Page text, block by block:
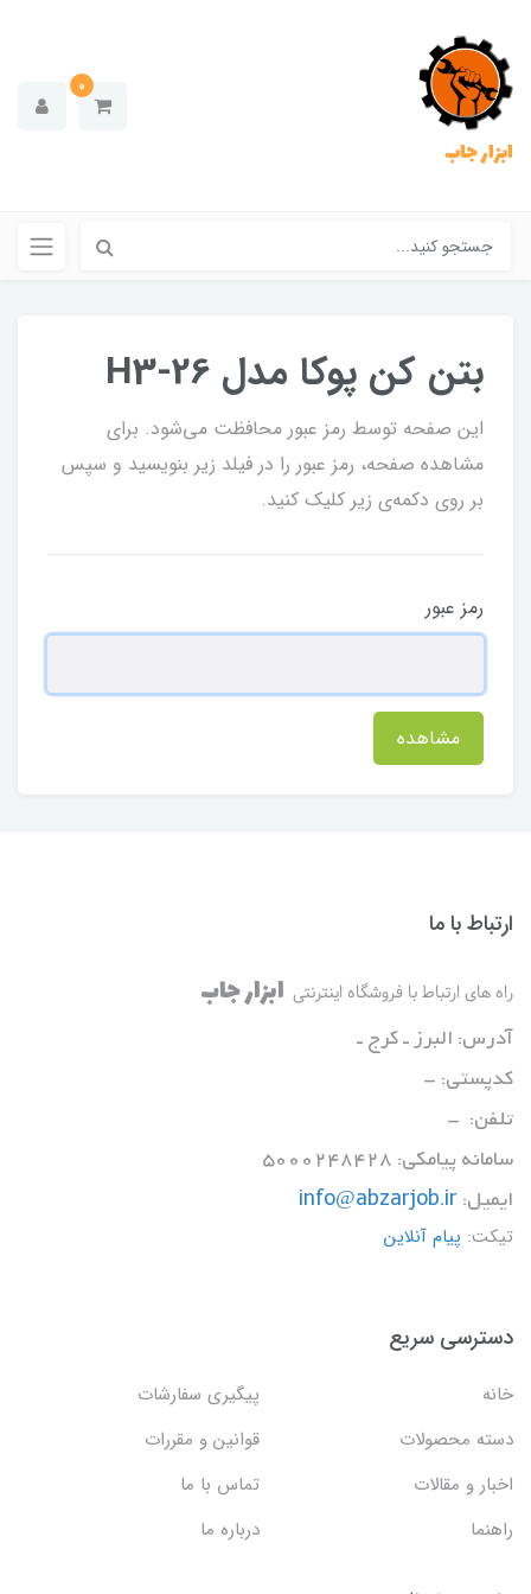
ابزار جاب
0
بتن کن پوکا مدل H3-26
این صفحه توسط رمز عبور محافظت می‌شود. برای
مشاهده صفحه، رمز عبور را در فیلد زیر بنویسید و سپس
بر روی دکمه‌ی زیر کلیک کنید.
رمز عبور
مشاهده
ارتباط با ما
راه های ارتباط با فروشگاه اینترنتی ابزار جاب
آدرس: البرز ـ کرج ـ
کدپستی: -
تلفن: -
سامانه پیامکی: 5000248428
ایمیل: info@abzarjob.ir
تیکت: پیام آنلاین
دسترسی سریع
خانه
پیگیری سفارشات
دسته محصولات
قوانین و مقررات
اخبار و مقالات
تماس با ما
راهنما
درباره ما